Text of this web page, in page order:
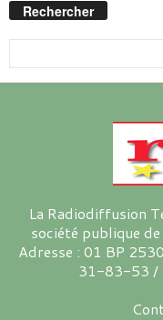
Rechercher
La Radiodiffusion
société publique
Adresse : 01 BP
31-83-53 /